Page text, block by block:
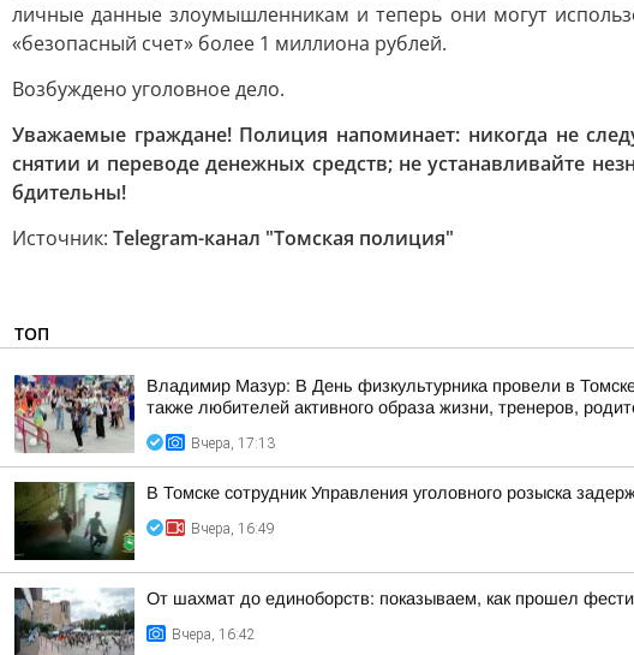
личные данные злоумышленникам и теперь они могут
«безопасный счет» более 1 миллиона рублей.
Возбуждено уголовное дело.
Уважаемые граждане! Полиция напоминает: никогда не
снятии и переводе денежных средств; не устанавливайте
бдительны!
Источник: Telegram-канал "Томская полиция"
ТОП
Владимир Мазур: В День физкультурника провели в
также любителей активного образа жизни, тренеров,
Вчера, 17:13
В Томске сотрудник Управления уголовного розыска
Вчера, 16:49
От шахмат до единоборств: показываем, как прошел
Вчера, 16:42